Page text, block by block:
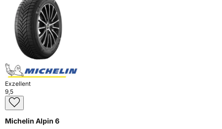
Exzellent
9,5
Michelin Alpin 6